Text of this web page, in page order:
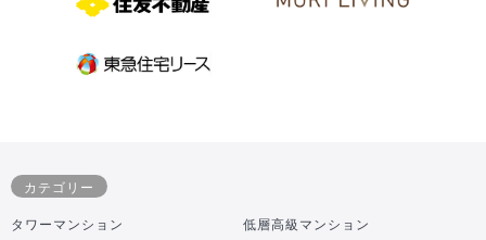
カテゴリー
タワーマンション
低層高級マンション